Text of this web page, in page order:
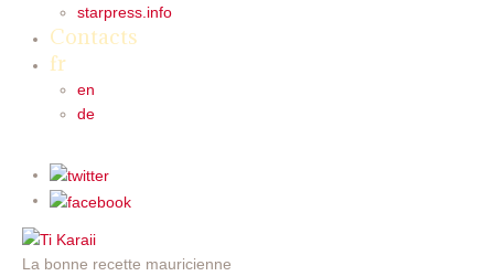
starpress.info
Contacts
fr
en
de
La bonne recette mauricienne